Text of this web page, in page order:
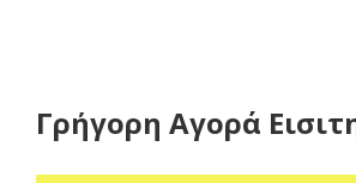
Γρήγορη Αγορά